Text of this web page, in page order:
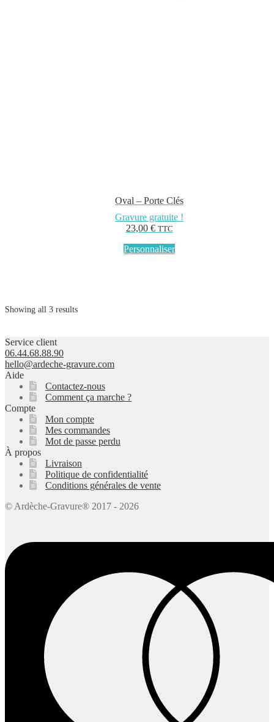
Oval – Porte Clés
Gravure gratuite !
23,00 € TTC
Personnaliser
Showing all 3 results
Service client
06.44.68.88.90
hello@ardeche-gravure.com
Aide
Contactez-nous
Comment ça marche ?
Compte
Mon compte
Mes commandes
Mot de passe perdu
À propos
Livraison
Politique de confidentialité
Conditions générales de vente
© Ardèche-Gravure® 2017 - 2026